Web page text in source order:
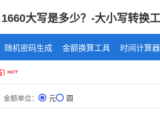
1660大写是多少？-大小写转换
随机密码生成 金额换算工具 时间计算器
金额单位： 元 圆